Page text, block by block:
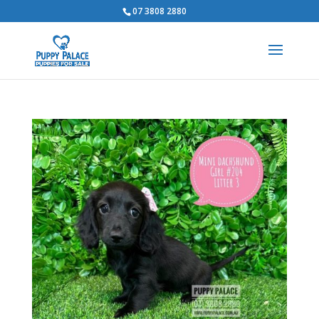
07 3808 2880